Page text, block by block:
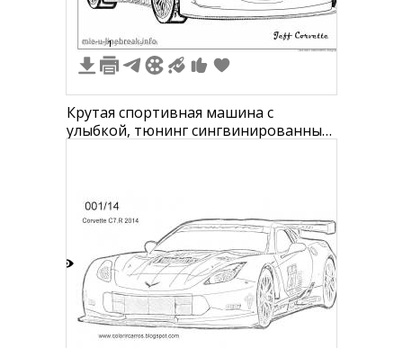
1
Крутая спортивная машина с
улыбкой, тюнинг сингвинированный